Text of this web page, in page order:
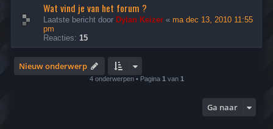
Wat vind je van het forum ?
Laatste bericht door Dylan Keizer « ma dec 13, 2010 11:55
pm
Reacties: 15
Nieuw onderwerp
4 onderwerpen • Pagina 1 van 1
Ga naar